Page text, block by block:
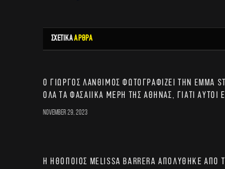
ΣΧΕΤΙΚΑΑΡΘΡΑ
Ο Γιώργος Λάνθιμος φωτογραφίζει την Emma
όλα τα φασαίικα μέρη της Αθήνας, γιατί αυτοί
November 29, 2023
Η ηθοποιός Melissa Barrera απολύθηκε από